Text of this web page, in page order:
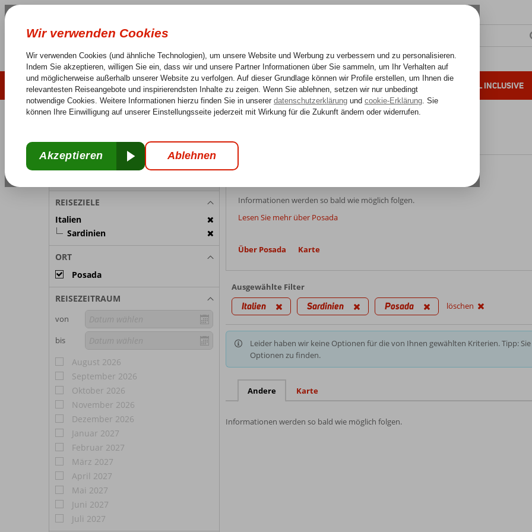
LAST MINUTE SOMMER 2026 SONNENZIELE FERNREISEN ALL INCLUSIVE
Keine versteckten Kosten Sorglos Reisen 25 Jahre Erfahrung
REISETEILNEHMER
Zimmer 1: 2 Personen
REISEZIELE
Italien
Sardinien
ORT
Posada
REISEZEITRAUM
von
bis
August 2026
September 2026
Oktober 2026
November 2026
Dezember 2026
Januar 2027
Februar 2027
März 2027
April 2027
Mai 2027
Juni 2027
Juli 2027
Italien
Informationen werden so bald wie möglich folgen.
Lesen Sie mehr über Posada
Über Posada Karte
Ausgewählte Filter
Italien Sardinien Posada löschen
Leider haben wir keine Optionen für die von Ihnen gewählten Kriterien. Tipp:
Optionen zu finden.
Andere Karte
Informationen werden so bald wie möglich folgen.